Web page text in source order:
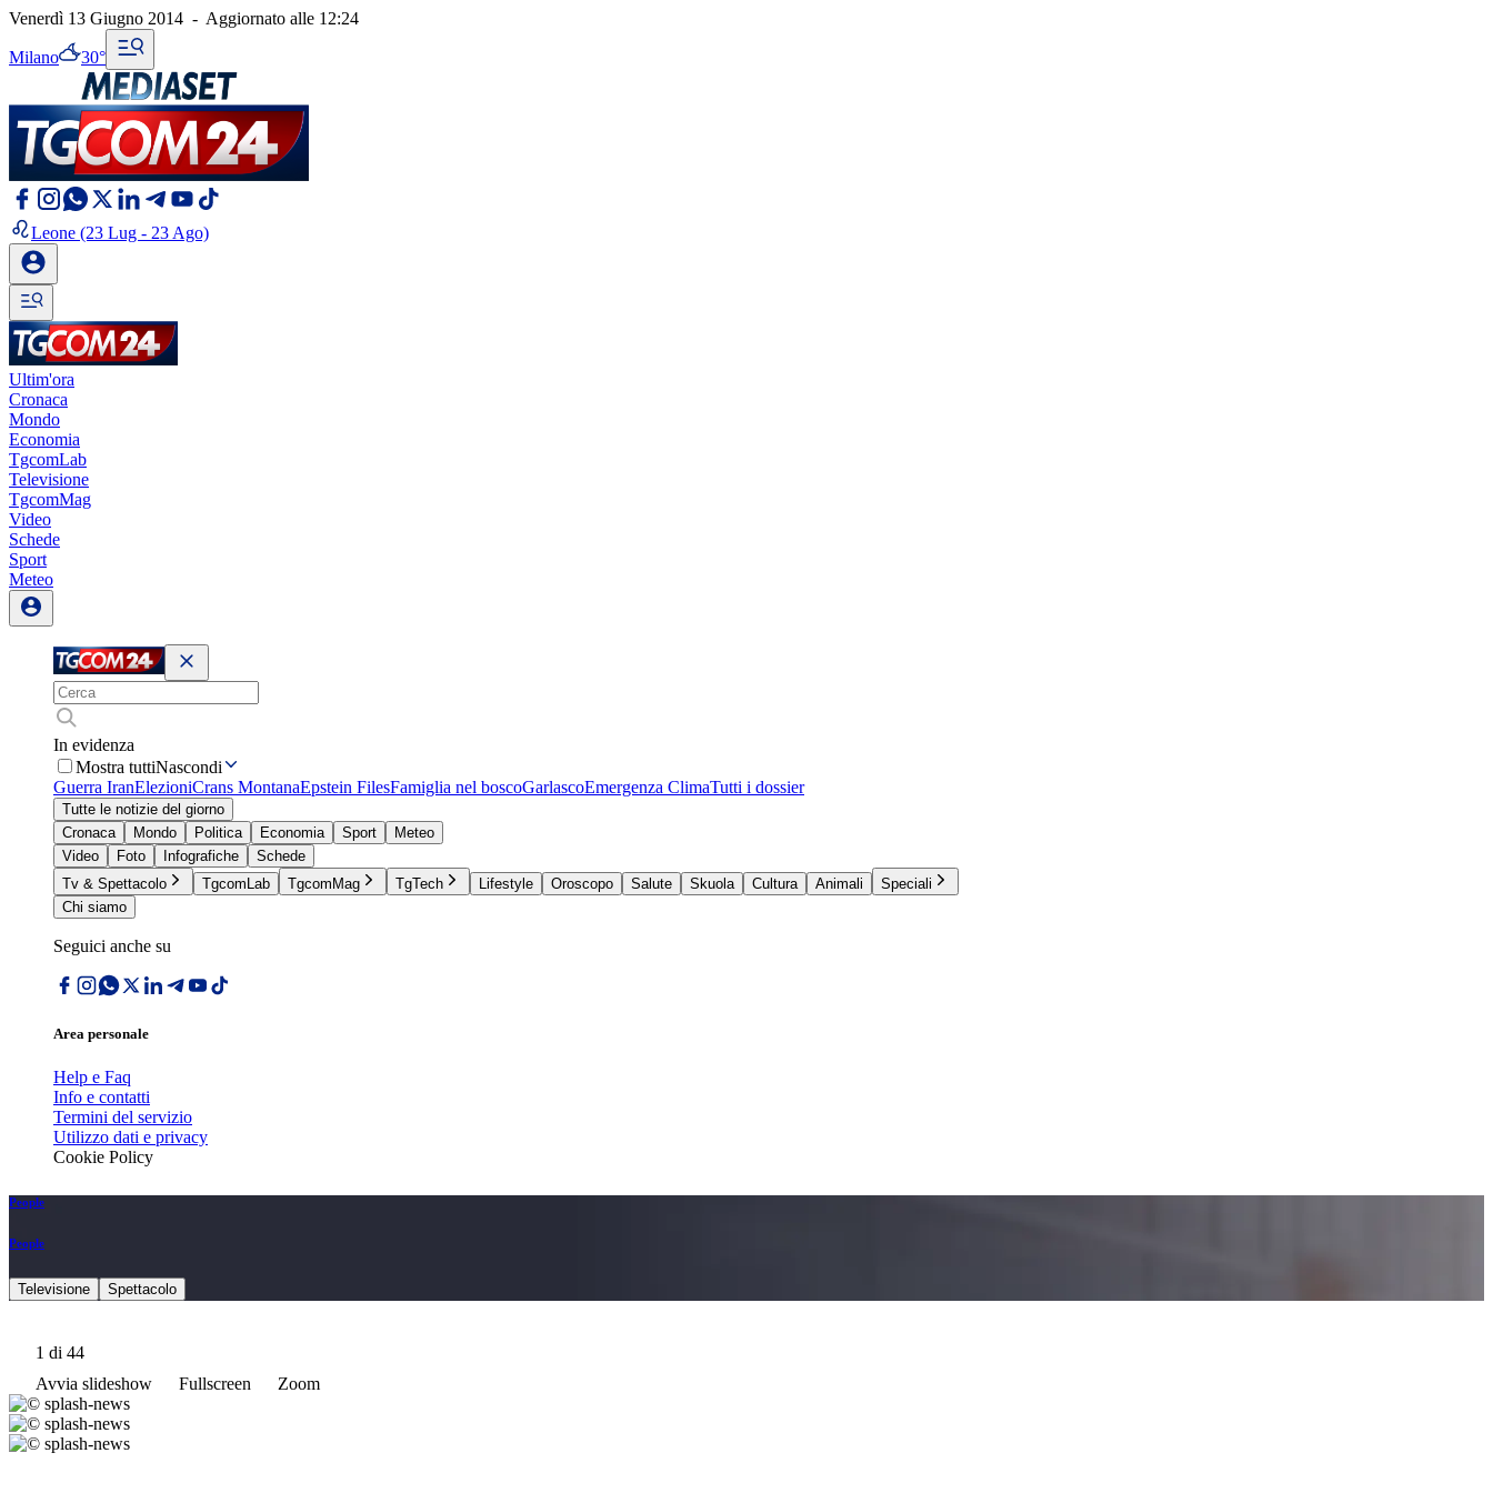
Venerdì 13 Giugno 2014 - Aggiornato alle 12:24
Milano 30°
Leone (23 Lug - 23 Ago)
Ultim'ora
Cronaca
Mondo
Economia
TgcomLab
Televisione
TgcomMag
Video
Schede
Sport
Meteo
In evidenza
Mostra tuttiNascondi
Guerra IranElezioniCrans MontanaEpstein FilesFamiglia nel boscoGarlascoEmergenza ClimaTutti i dossier
Tutte le notizie del giorno
Cronaca
Mondo Politica Economia Sport
Meteo
Video
Foto Infografiche
Schede
Tv & Spettacolo
TgcomLab TgcomMag TgTech Lifestyle Oroscopo Salute Skuola Cultura Animali
Speciali
Chi siamo
Seguici anche su
Area personale
Help e Faq
Info e contatti
Termini del servizio
Utilizzo dati e privacy
Cookie Policy
People
People
Televisione Spettacolo
1 di 44
Avvia slideshow
Fullscreen Zoom